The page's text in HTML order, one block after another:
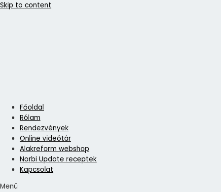
Skip to content
Főoldal
Rólam
Rendezvények
Online videótár
Alakreform webshop
Norbi Update receptek
Kapcsolat
Menü